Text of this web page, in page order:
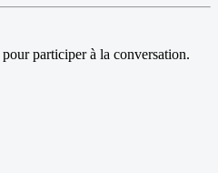
pour participer à la conversation.